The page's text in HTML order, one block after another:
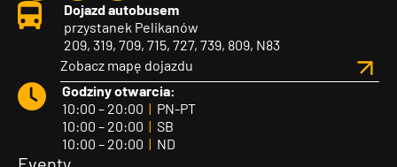
FacebookInstagramYouTube
Dojazd autobusem
przystanek Pelikanów
209, 319, 709, 715, 727, 739, 809, N83
Zobacz mapę dojazdu
Godziny otwarcia:
10:00 – 20:00 | PN-PT
10:00 – 20:00 | SB
10:00 – 20:00 | ND